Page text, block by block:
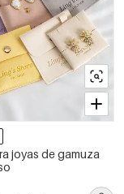
joyas de gamuza